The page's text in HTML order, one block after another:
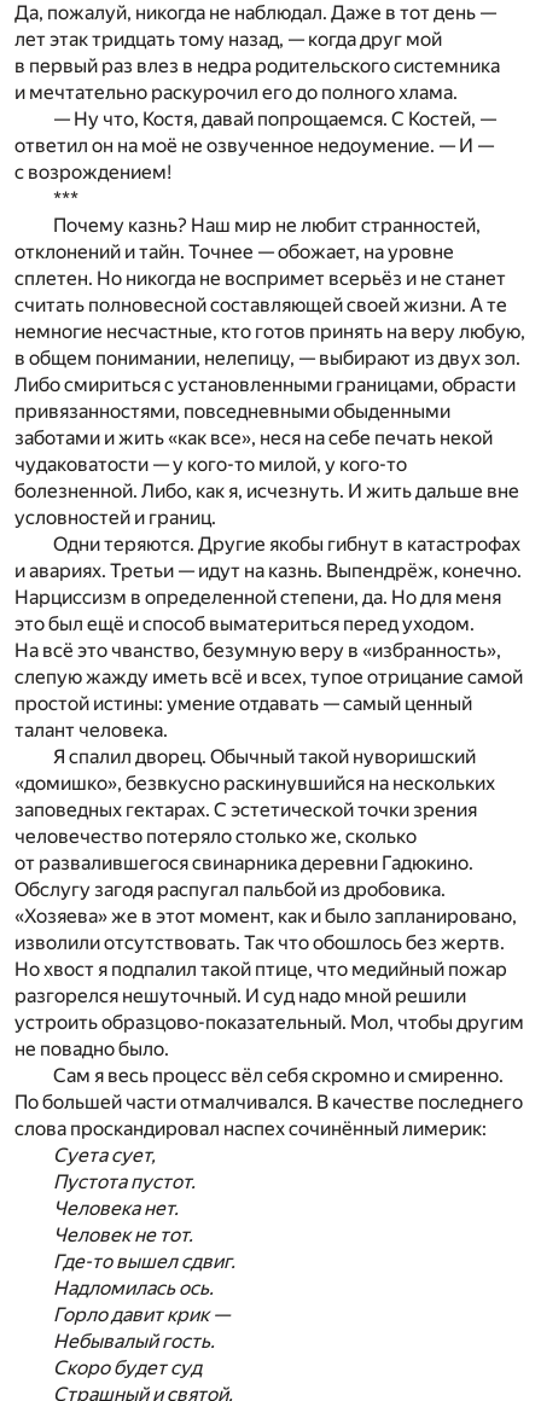
Да, пожалуй, никогда не наблюдал. Даже в тот день —
лет этак тридцать тому назад, — когда друг мой
в первый раз влез в недра родительского системника
и мечтательно раскурочил его до полного хлама.
— Ну что, Костя, давай попрощаемся. С Костей, —
ответил он на моё не озвученное недоумение. — И —
с возрождением!
***
Почему казнь? Наш мир не любит странностей,
отклонений и тайн. Точнее — обожает, на уровне
сплетен. Но никогда не воспримет всерьёз и не станет
считать полновесной составляющей своей жизни. А те
немногие несчастные, кто готов принять на веру любую,
в общем понимании, нелепицу, — выбирают из двух зол.
Либо смириться с установленными границами, обрасти
привязанностями, повседневными обыденными
заботами и жить «как все», неся на себе печать некой
чудаковатости — у кого-то милой, у кого-то
болезненной. Либо, как я, исчезнуть. И жить дальше вне
условностей и границ.
Одни теряются. Другие якобы гибнут в катастрофах
и авариях. Третьи — идут на казнь. Выпендрёж, конечно.
Нарциссизм в определенной степени, да. Но для меня
это был ещё и способ выматериться перед уходом.
На всё это чванство, безумную веру в «избранность»,
слепую жажду иметь всё и всех, тупое отрицание самой
простой истины: умение отдавать — самый ценный
талант человека.
Я спалил дворец. Обычный такой нуворишский
«домишко», безвкусно раскинувшийся на нескольких
заповедных гектарах. С эстетической точки зрения
человечество потеряло столько же, сколько
от развалившегося свинарника деревни Гадюкино.
Обслугу загодя распугал пальбой из дробовика.
«Хозяева» же в этот момент, как и было запланировано,
изволили отсутствовать. Так что обошлось без жертв.
Но хвост я подпалил такой птице, что медийный пожар
разгорелся нешуточный. И суд надо мной решили
устроить образцово-показательный. Мол, чтобы другим
не повадно было.
Сам я весь процесс вёл себя скромно и смиренно.
По большей части отмалчивался. В качестве последнего
слова проскандировал наспех сочинённый лимерик:
Суета сует,
Пустота пустот.
Человека нет.
Человек не тот.
Где-то вышел сдвиг.
Надломилась ось.
Горло давит крик —
Небывалый гость.
Скоро будет суд
Страшный и святой.